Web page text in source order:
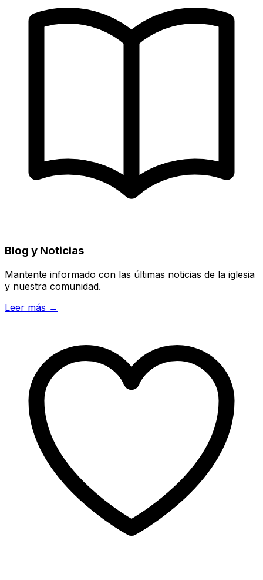
Blog y Noticias
Mantente informado con las últimas noticias de la iglesia
y nuestra comunidad.
Leer más →